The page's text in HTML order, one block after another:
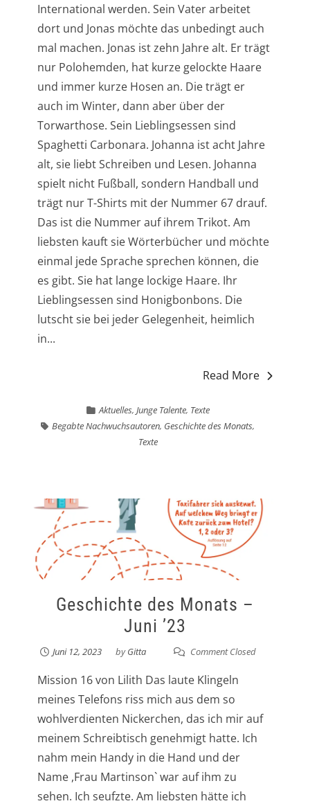
International werden. Sein Vater arbeitet
dort und Jonas möchte das unbedingt auch
mal machen. Jonas ist zehn Jahre alt. Er trägt
nur Polohemden, hat kurze gelockte Haare
und immer kurze Hosen an. Die trägt er
auch im Winter, dann aber über der
Torwarthose. Sein Lieblingsessen sind
Spaghetti Carbonara. Johanna ist acht Jahre
alt, sie liebt Schreiben und Lesen. Johanna
spielt nicht Fußball, sondern Handball und
trägt nur T-Shirts mit der Nummer 67 drauf.
Das ist die Nummer auf ihrem Trikot. Am
liebsten kauft sie Wörterbücher und möchte
einmal jede Sprache sprechen können, die
es gibt. Sie hat lange lockige Haare. Ihr
Lieblingsessen sind Honigbonbons. Die
lutscht sie bei jeder Gelegenheit, heimlich
in...
Read More
Aktuelles, Junge Talente, Texte
Begabte Nachwuchsautoren, Geschichte des Monats,
Texte
Geschichte des Monats –
Juni ’23
Juni 12, 2023 byGitta Comment Closed
Mission 16 von Lilith Das laute Klingeln
meines Telefons riss mich aus dem so
wohlverdienten Nickerchen, das ich mir auf
meinem Schreibtisch genehmigt hatte. Ich
nahm mein Handy in die Hand und der
Name ,Frau Martinson` war auf ihm zu
sehen. Ich seufzte. Am liebsten hätte ich